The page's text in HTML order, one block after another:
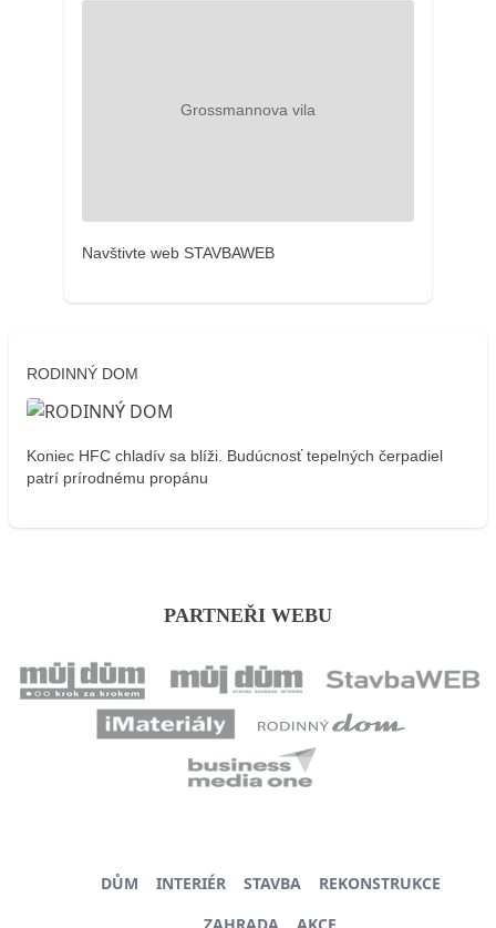
Navštivte web STAVBAWEB
RODINNÝ DOM
Koniec HFC chladív sa blíži. Budúcnosť tepelných čerpadiel
patrí prírodnému propánu
PARTNEŘI WEBU
DŮM INTERIÉR STAVBA
REKONSTRUKCE